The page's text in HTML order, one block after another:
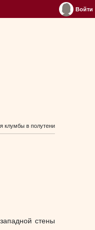
Войти
клумбы в полутени
стены